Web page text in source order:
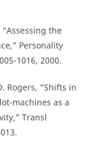
“Assessing the
Personality
1016, 2000.
Rogers, “Shifts in
machines as a
Transl